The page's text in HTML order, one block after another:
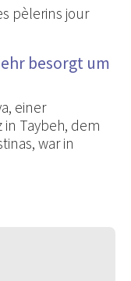
pèlerins jour
besorgt um
einer
Taybeh, dem
war in